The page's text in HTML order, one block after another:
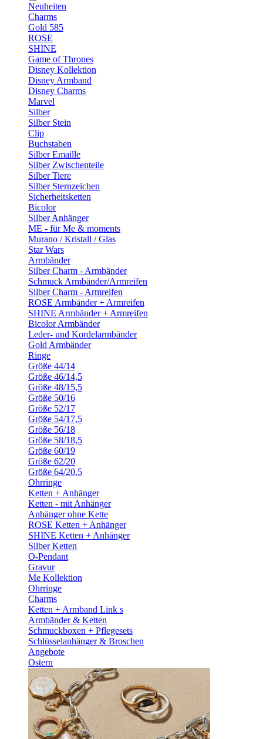
Neuheiten
Charms
Gold 585
ROSE
SHINE
Game of Thrones
Disney Kollektion
Disney Armband
Disney Charms
Marvel
Silber
Silber Stein
Clip
Buchstaben
Silber Emaille
Silber Zwischenteile
Silber Tiere
Silber Sternzeichen
Sicherheitsketten
Bicolor
Silber Anhänger
ME - für Me & moments
Murano / Kristall / Glas
Star Wars
Armbänder
Silber Charm - Armbänder
Schmuck Armbänder/Armreifen
Silber Charm - Armreifen
ROSE Armbänder + Armreifen
SHINE Armbänder + Armreifen
Bicolor Armbänder
Leder- und Kordelarmbänder
Gold Armbänder
Ringe
Größe 44/14
Größe 46/14,5
Größe 48/15,5
Größe 50/16
Größe 52/17
Größe 54/17,5
Größe 56/18
Größe 58/18,5
Größe 60/19
Größe 62/20
Größe 64/20,5
Ohrringe
Ketten + Anhänger
Ketten - mit Anhänger
Anhänger ohne Kette
ROSE Ketten + Anhänger
SHINE Ketten + Anhänger
Silber Ketten
O-Pendant
Gravur
Me Kollektion
Ohrringe
Charms
Ketten + Armband Link s
Armbänder & Ketten
Schmuckboxen + Pflegesets
Schlüsselanhänger & Broschen
Angebote
Ostern